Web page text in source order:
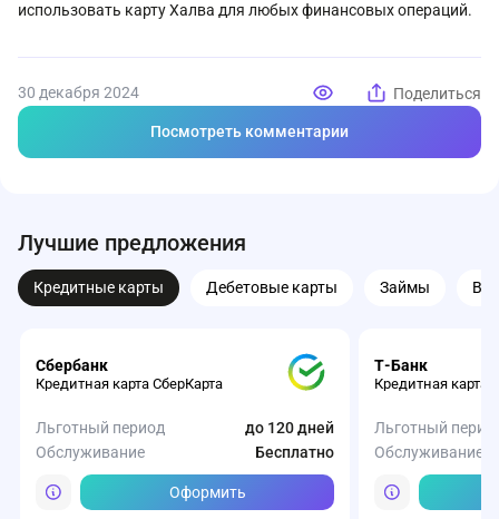
использовать карту Халва для любых финансовых операций.
30 декабря 2024 Поделиться
Посмотреть комментарии
Лучшие предложения
Кредитные карты Дебетовые карты Займы
Сбербанк
Кредитная карта СберКарта
Льготный период
до 120 дней
Обслуживание
Бесплатно
Оформить
Т-Банк
Кредитная карта
Льготный
Обслуживание